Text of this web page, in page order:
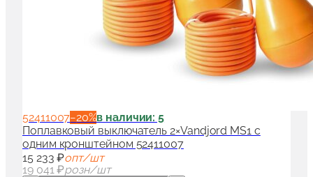
52411007−20%в наличии: 5
Поплавковый выключатель 2×Vandjord MS1 с
одним кронштейном 52411007
15 233 ₽опт/шт
19 041 ₽розн/шт